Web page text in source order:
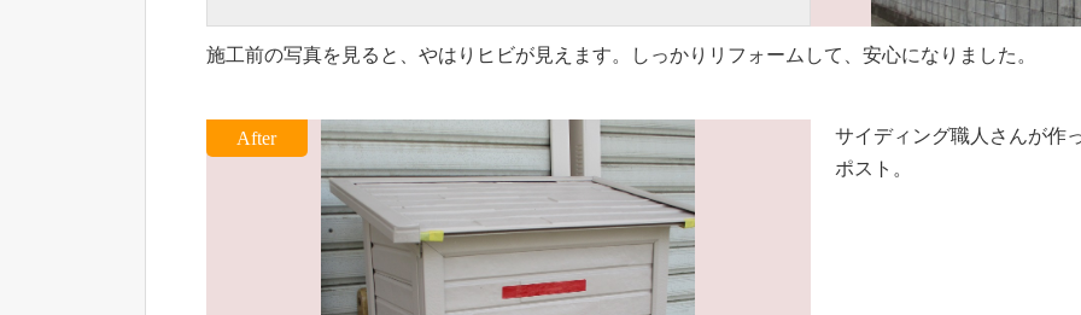
施工前の写真を見ると、やはりヒビが見えます。しっかりリフォームして、安心になりました。
サイディング職人さんが作
ポスト。